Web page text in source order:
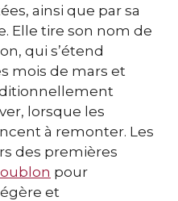
ainsi que par sa
Elle tire son nom de
qui s’étend
mois de mars et
lorsque les
à remonter. Les
des premières
pour
et